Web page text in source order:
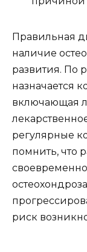
Правильная
наличие
развития. По
назначается
включающая
регулярные
помнить, что
риск